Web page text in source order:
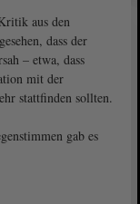
aus den
dass der
– etwa, dass
mit der
stattfinden sollten.
gab es